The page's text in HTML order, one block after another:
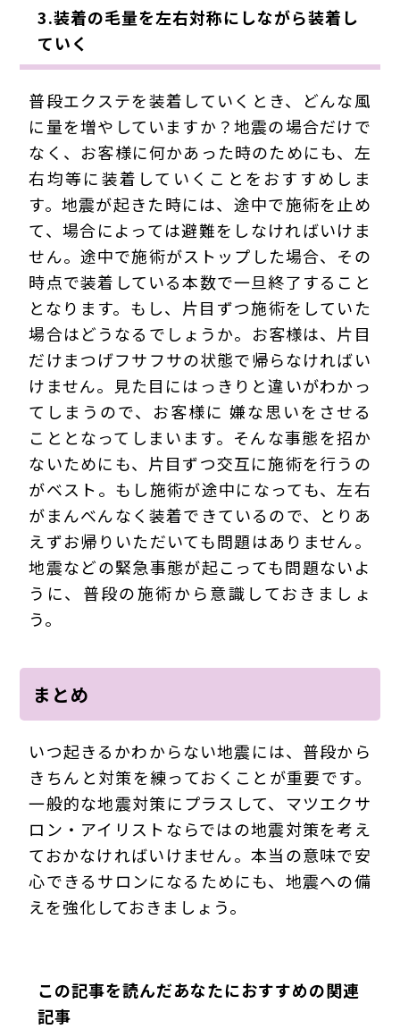
3.装着の毛量を左右対称にしながら装着し
ていく
普段エクステを装着していくとき、どんな風
に量を増やしていますか？地震の場合だけで
なく、お客様に何かあった時のためにも、左
右均等に装着していくことをおすすめしま
す。地震が起きた時には、途中で施術を止め
て、場合によっては避難をしなければいけま
せん。途中で施術がストップした場合、その
時点で装着している本数で一旦終了すること
となります。もし、片目ずつ施術をしていた
場合はどうなるでしょうか。お客様は、片目
だけまつげフサフサの状態で帰らなければい
けません。見た目にはっきりと違いがわかっ
てしまうので、お客様に 嫌な思いをさせる
こととなってしまいます。そんな事態を招か
ないためにも、片目ずつ交互に施術を行うの
がベスト。もし施術が途中になっても、左右
がまんべんなく装着できているので、とりあ
えずお帰りいただいても問題はありません。
地震などの緊急事態が起こっても問題ないよ
うに、普段の施術から意識しておきましょ
う。
まとめ
いつ起きるかわからない地震には、普段から
きちんと対策を練っておくことが重要です。
一般的な地震対策にプラスして、マツエクサ
ロン・アイリストならではの地震対策を考え
ておかなければいけません。本当の意味で安
心できるサロンになるためにも、地震への備
えを強化しておきましょう。
この記事を読んだあなたにおすすめの関連
記事